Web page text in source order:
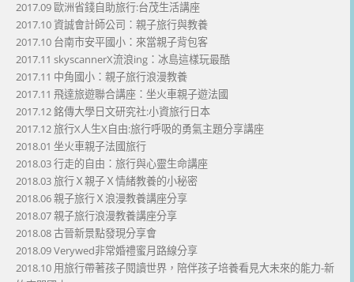
2017.09 歐洲省錢自助旅行:台茂生活講座
2017.10 資誠會計師公司：親子旅行與教養
2017.10 台南市安平國小：來當親子背包客
2017.11 skyscannerX流浪ing：冰島這樣玩最酷
2017.11 中角國小：親子旅行浪漫教養
2017.11 飛達旅遊聯合講座：坐火車親子遊法國
2017.12 銘傳大學日文研究社:小資旅行日本
2017.12 旅行X人生X自由:旅行呼吸的勇氣主題分享講座
2018.01 坐火車親子法國旅行
2018.03 行走的自由：旅行與心靈生命講座
2018.03 旅行Ｘ親子Ｘ情緒教養的小秘密
2018.06 親子旅行Ｘ浪漫教養講座分享
2018.07 親子旅行浪漫教養講座分享
2018.08 古晉新景點發現分享會
2018.09 Verywed非常婚禮蜜月路線分享
2018.10 用旅行帶著孩子閱讀世界，陪伴孩子培養看見大未來的能力-新